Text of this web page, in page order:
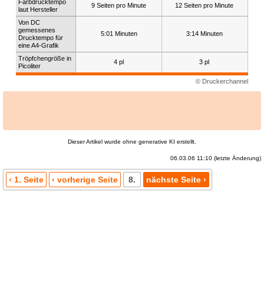
Farbdrucktempo
laut Hersteller
9 Seiten pro Minute 12 Seiten pro Minute
Von DC
gemessenes
Drucktempo für
eine A4-Grafik
5:01 Minuten 3:14 Minuten
Tröpfchengröße in
Picoliter
4 pl 3 pl
© Druckerchannel
Dieser Artikel wurde ohne generative KI erstellt.
06.03.06 11:10 (letzte Änderung)
‹ 1. Seite ‹ vorherige Seite 8. nächste Seite ›